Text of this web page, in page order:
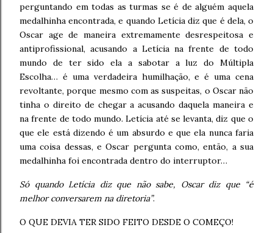
perguntando em todas as turmas se é de alguém aquela
medalhinha encontrada, e quando Letícia diz que é dela, o
Oscar age de maneira extremamente desrespeitosa e
antiprofissional, acusando a Letícia na frente de todo
mundo de ter sido ela a sabotar a luz do Múltipla
Escolha… é uma verdadeira humilhação, e é uma cena
revoltante, porque mesmo com as suspeitas, o Oscar não
tinha o direito de chegar a acusando daquela maneira e
na frente de todo mundo. Letícia até se levanta, diz que o
que ele está dizendo é um absurdo e que ela nunca faria
uma coisa dessas, e Oscar pergunta como, então, a sua
medalhinha foi encontrada dentro do interruptor…
Só quando Letícia diz que não sabe, Oscar diz que “é
melhor conversarem na diretoria”.
O QUE DEVIA TER SIDO FEITO DESDE O COMEÇO!